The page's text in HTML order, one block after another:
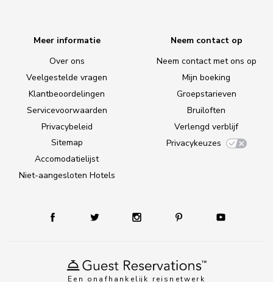
Een onafhankelijk reisnetwerk
Meer informatie
Over ons
Veelgestelde vragen
Klantbeoordelingen
Servicevoorwaarden
Privacybeleid
Sitemap
Accomodatielijst
Niet-aangesloten Hotels
Neem contact op
Neem contact met ons op
Mijn boeking
Groepstarieven
Bruiloften
Verlengd verblijf
Privacykeuzes